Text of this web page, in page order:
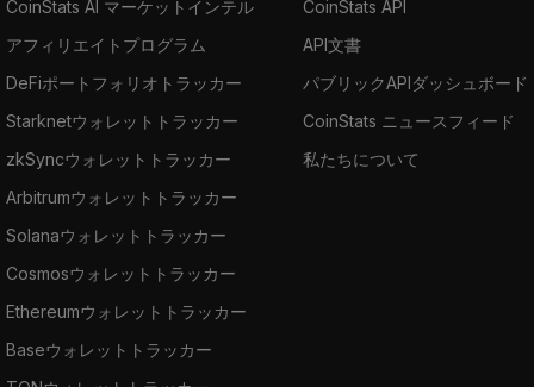
CoinStats AI マーケットインテル
アフィリエイトプログラム
DeFiポートフォリオトラッカー
Starknetウォレットトラッカー
zkSyncウォレットトラッカー
Arbitrumウォレットトラッカー
Solanaウォレットトラッカー
Cosmosウォレットトラッカー
Ethereumウォレットトラッカー
Baseウォレットトラッカー
CoinStats API
API文書
パブリックAPIダッシュボード
CoinStats ニュースフィード
私たちについて